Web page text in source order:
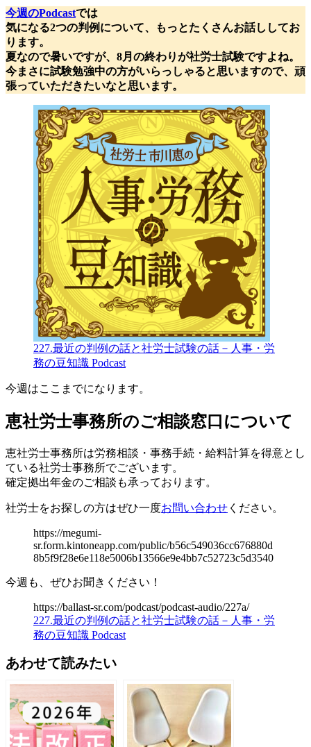
今週のPodcastでは
気になる2つの判例について、もっとたくさんお話ししてお
ります。
夏なので暑いですが、8月の終わりが社労士試験ですよね。
今まさに試験勉強中の方がいらっしゃると思いますので、頑
張っていただきたいなと思います。
227.最近の判例の話と社労士試験の話－人事・労
務の豆知識 Podcast
今週はここまでになります。
恵社労士事務所のご相談窓口について
恵社労士事務所は労務相談・事務手続・給料計算を得意とし
ている社労士事務所でございます。
確定拠出年金のご相談も承っております。
社労士をお探しの方はぜひ一度お問い合わせ ください。
https://megumi-
sr.form.kintoneapp.com/public/b56c549036cc676880d
8b5f9f28e6e118e5006b13566e9e4bb7c52723c5d3540
今週も、ぜひお聞きください！
https://ballast-sr.com/podcast/podcast-audio/227a/
227.最近の判例の話と社労士試験の話－人事・労
務の豆知識 Podcast
あわせて読みたい